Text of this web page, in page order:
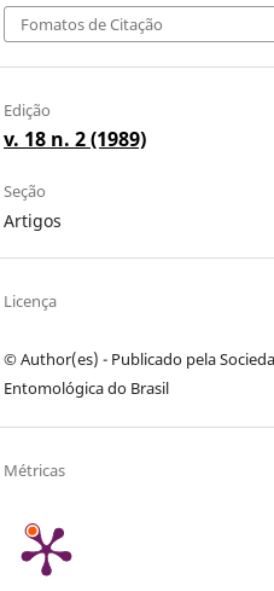
Fomatos de Citação
Edição
v. 18 n. 2 (1989)
Seção
Artigos
Licença
© Author(es) - Publicado pela
Entomológica do Brasil
Métricas